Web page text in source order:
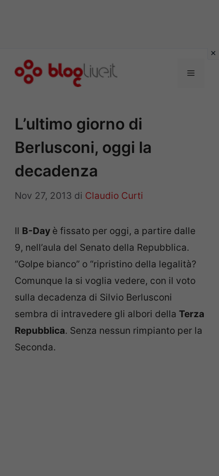
Menu
L’ultimo giorno di
Berlusconi, oggi la
decadenza
Nov 27, 2013 di Claudio Curti
Il B-Day è fissato per oggi, a partire dalle
9, nell’aula del Senato della Repubblica.
“Golpe bianco” o “ripristino della legalità?
Comunque la si voglia vedere, con il voto
sulla decadenza di Silvio Berlusconi
sembra di intravedere gli albori della Terza
Repubblica. Senza nessun rimpianto per la
Seconda.